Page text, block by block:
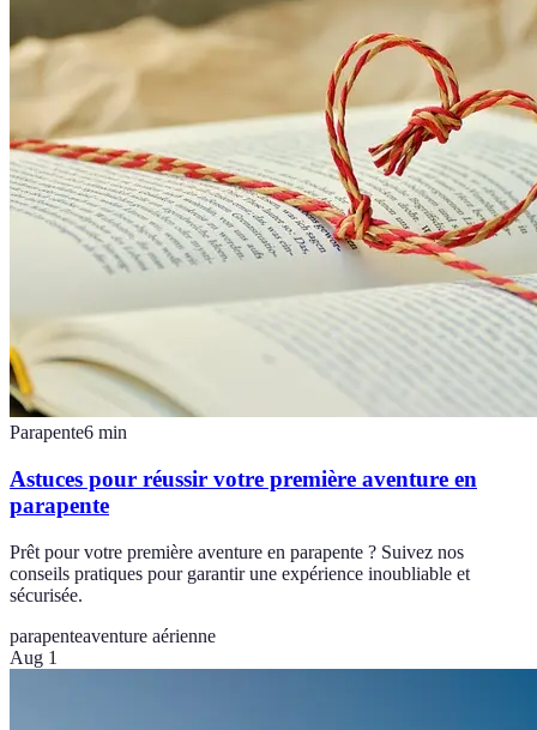
Parapente6 min
Astuces pour réussir votre première aventure en
parapente
Prêt pour votre première aventure en parapente ? Suivez nos
conseils pratiques pour garantir une expérience inoubliable et
sécurisée.
parapenteaventure aérienne
Aug 1